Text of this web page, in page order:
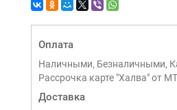
Оплата
Наличными, Безналичными,
Рассрочка карте "Халва" от
Доставка